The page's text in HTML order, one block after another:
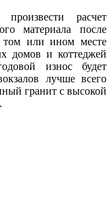
расчет
материала после
том или ином месте
домов и коттеджей
износ будет
лучше всего
гранит с высокой